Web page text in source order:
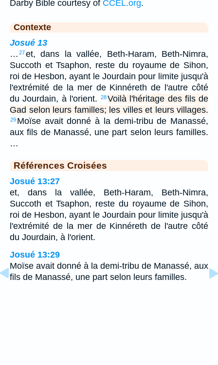
Darby Bible courtesy of CCEL.org.
Contexte
Josué 13
… 27et, dans la vallée, Beth-Haram, Beth-Nimra,
Succoth et Tsaphon, reste du royaume de Sihon,
roi de Hesbon, ayant le Jourdain pour limite jusqu'à
l'extrémité de la mer de Kinnéreth de l'autre côté
du Jourdain, à l'orient.
28Voilà l'héritage des fils de
Gad selon leurs familles; les villes et leurs villages.
29 Moïse avait donné à la demi-tribu de Manassé,
aux fils de Manassé, une part selon leurs familles.
…
Références Croisées
Josué 13:27
et, dans la vallée, Beth-Haram, Beth-Nimra,
Succoth et Tsaphon, reste du royaume de Sihon,
roi de Hesbon, ayant le Jourdain pour limite jusqu'à
l'extrémité de la mer de Kinnéreth de l'autre côté
du Jourdain, à l'orient.
Josué 13:29
Moïse avait donné à la demi-tribu de Manassé, aux
fils de Manassé, une part selon leurs familles.